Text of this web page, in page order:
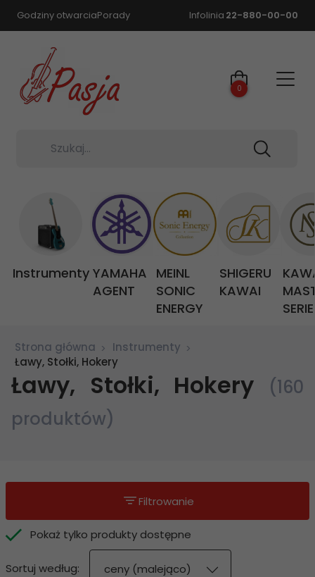
Godziny otwarciaPorady Infolinia 22-880-00-00
Szukaj...
0
Instrumenty YAMAHA
AGENT
MEINL
SONIC
ENERGY
SHIGERU
KAWAI
Strona główna
Instrumenty
Ławy, Stołki, Hokery
Ławy, Stołki, Hokery
(160
produktów)
Filtrowanie
Pokaż tylko produkty dostępne
Sortuj według:
sort
ceny (malejąco)